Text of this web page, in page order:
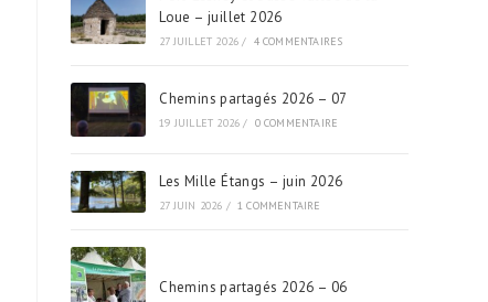
Loue – juillet 2026
27 JUILLET 2026 / 4 COMMENTAIRES
Chemins partagés 2026 – 07
19 JUILLET 2026 / 0 COMMENTAIRE
Les Mille Étangs – juin 2026
27 JUIN 2026 / 1 COMMENTAIRE
Chemins partagés 2026 – 06